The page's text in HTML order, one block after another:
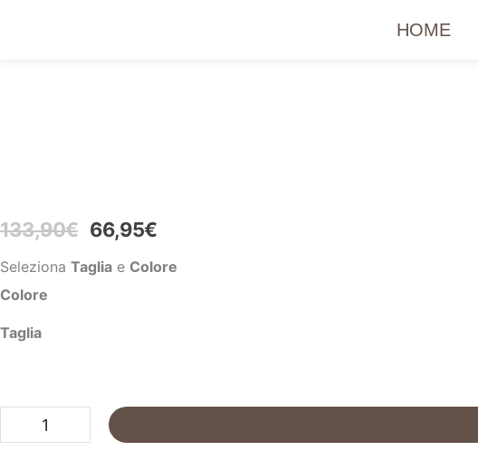
HOME
133,90€ 66,95€
Seleziona Taglia e Colore
Colore
Taglia
manica